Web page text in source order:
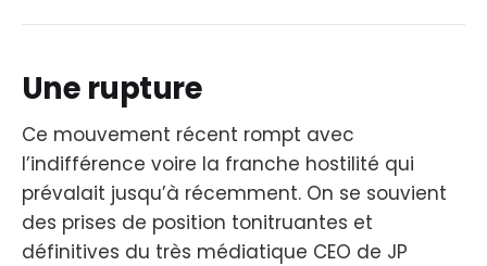
Une rupture
Ce mouvement récent rompt avec
l’indifférence voire la franche hostilité qui
prévalait jusqu’à récemment. On se souvient
des prises de position tonitruantes et
définitives du très médiatique CEO de JP